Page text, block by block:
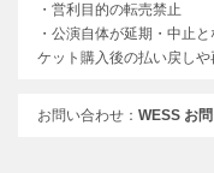
・営利目的の転売禁止
・公演自体が延期・中止
ケット購入後の払い戻しや
お問い合わせ： WESS お